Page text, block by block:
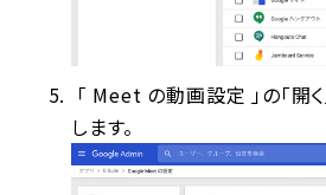
「 Meet の動画設定 」の「開
します。